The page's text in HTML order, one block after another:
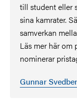
till student eller
sina kamrater.
samverkan
Läs mer här om
nominerar
Gunnar